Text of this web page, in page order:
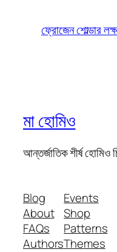
ফ্রোজেন শোল্ডার
মা হোমিও
আন্তর্জাতিক শীর্ষ হোমিও
Blog
About
FAQs
Authors
Events
Shop
Patterns
Themes